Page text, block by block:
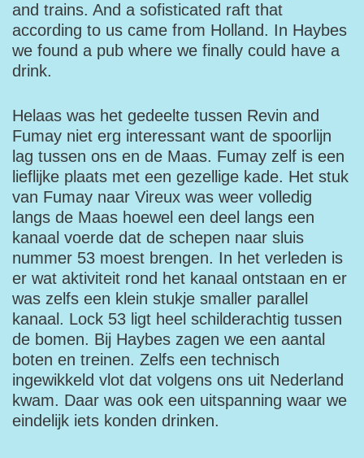
and trains. And a sofisticated raft that
according to us came from Holland. In Haybes
we found a pub where we finally could have a
drink.
Helaas was het gedeelte tussen Revin and
Fumay niet erg interessant want de spoorlijn
lag tussen ons en de Maas. Fumay zelf is een
lieflijke plaats met een gezellige kade. Het stuk
van Fumay naar Vireux was weer volledig
langs de Maas hoewel een deel langs een
kanaal voerde dat de schepen naar sluis
nummer 53 moest brengen. In het verleden is
er wat aktiviteit rond het kanaal ontstaan en er
was zelfs een klein stukje smaller parallel
kanaal. Lock 53 ligt heel schilderachtig tussen
de bomen. Bij Haybes zagen we een aantal
boten en treinen. Zelfs een technisch
ingewikkeld vlot dat volgens ons uit Nederland
kwam. Daar was ook een uitspanning waar we
eindelijk iets konden drinken.